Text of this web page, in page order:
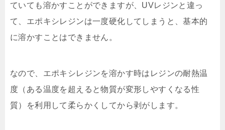
ていても溶かすことができますが、UVレジンと違っ
て、エポキシレジンは一度硬化してしまうと、基本的
に溶かすことはできません。
なので、エポキシレジンを溶かす時はレジンの耐熱温
度（ある温度を超えると物質が変形しやすくなる性
質）を利用して柔らかくしてから剥がします。